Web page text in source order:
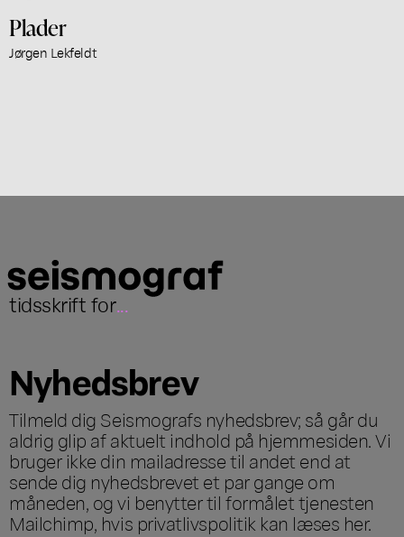
Plader
Jørgen Lekfeldt
tidsskrift for...
Nyhedsbrev
Tilmeld dig Seismografs nyhedsbrev; så går du
aldrig glip af aktuelt indhold på hjemmesiden. Vi
bruger ikke din mailadresse til andet end at
sende dig nyhedsbrevet et par gange om
måneden, og vi benytter til formålet tjenesten
Mailchimp, hvis privatlivspolitik kan læses her.